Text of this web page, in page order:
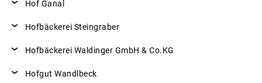
Hof Ganal
Hofbäckerei Steingraber
Hofbäckerei Waldinger GmbH & Co.KG
Hofgut Wandlbeck